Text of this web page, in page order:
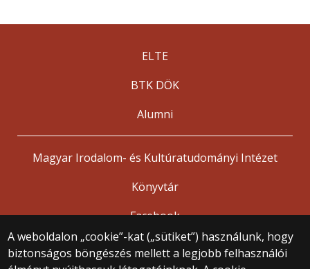
A weboldalon „cookie”-kat („sütiket”) használunk, hogy
biztonságos böngészés mellett a legjobb felhasználói
ELTE
BTK DÖK
Alumni
Magyar Irodalom- és Kultúratudományi Intézet
Könyvtár
Facebook
© 2025 Eötvös Loránd Tudományegyetem